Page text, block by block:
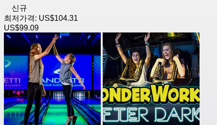
신규
최저가격: US$104.31
US$99.09